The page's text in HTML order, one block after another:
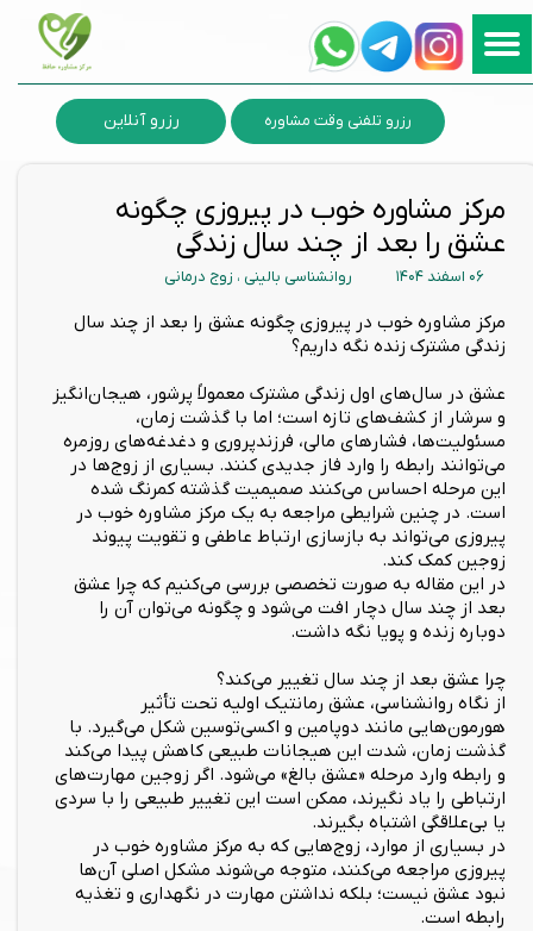
مرکز مشاوره خوب در پیروزی چگونه
عشق را بعد از چند سال زندگی
۰۶ اسفند ۱۴۰۴ روانشناسی بالینی ، زوج درمانی
مرکز مشاوره خوب در پیروزی چگونه عشق را بعد از چند سال
زندگی مشترک زنده نگه داریم؟
عشق در سال‌های اول زندگی مشترک معمولاً پرشور، هیجان‌انگیز
و سرشار از کشف‌های تازه است؛ اما با گذشت زمان،
مسئولیت‌ها، فشارهای مالی، فرزندپروری و دغدغه‌های روزمره
می‌توانند رابطه را وارد فاز جدیدی کنند. بسیاری از زوج‌ها در
این مرحله احساس می‌کنند صمیمیت گذشته کمرنگ شده
است. در چنین شرایطی مراجعه به یک مرکز مشاوره خوب در
پیروزی می‌تواند به بازسازی ارتباط عاطفی و تقویت پیوند
زوجین کمک کند.
در این مقاله به صورت تخصصی بررسی می‌کنیم که چرا عشق
بعد از چند سال دچار افت می‌شود و چگونه می‌توان آن را
دوباره زنده و پویا نگه داشت.
چرا عشق بعد از چند سال تغییر می‌کند؟
از نگاه روانشناسی، عشق رمانتیک اولیه تحت تأثیر
هورمون‌هایی مانند دوپامین و اکسی‌توسین شکل می‌گیرد. با
گذشت زمان، شدت این هیجانات طبیعی کاهش پیدا می‌کند
و رابطه وارد مرحله «عشق بالغ» می‌شود. اگر زوجین مهارت‌های
ارتباطی را یاد نگیرند، ممکن است این تغییر طبیعی را با سردی
یا بی‌علاقگی اشتباه بگیرند.
در بسیاری از موارد، زوج‌هایی که به مرکز مشاوره خوب در
پیروزی مراجعه می‌کنند، متوجه می‌شوند مشکل اصلی آن‌ها
نبود عشق نیست؛ بلکه نداشتن مهارت در نگهداری و تغذیه
رابطه است.
رزرو تلفنی وقت مشاوره رزرو آنلاین